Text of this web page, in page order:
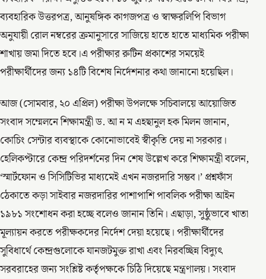
ব্যবহারিক উত্তরপত্র, আনুষঙ্গিক কাগজপত্র ও স্বাক্ষরলিপি বিভাগ
অনুযায়ী রোল নম্বরের ক্রমানুসারে সাজিয়ে হাতে হাতে মাধ্যমিক পরীক্ষা
শাখায় জমা দিতে হবে।এ পরীক্ষার রুটিন প্রকাশের সময়েই
পরীক্ষার্থীদের জন্য ১৪টি বিশেষ নির্দেশনার কথা জানানো হয়েছিল।
আজ (সোমবার, ২০ এপ্রিল) পরীক্ষা উপলক্ষে সচিবালয়ে আয়োজিত
সংবাদ সম্মেলনে শিক্ষামন্ত্রী ড. আ ন ম এহছানুল হক মিলন জানান,
কোচিং সেন্টার ব্যবস্থাকে কোনোভাবেই স্বীকৃতি দেয় না সরকার।
হেলিকপ্টারে কেন্দ্র পরিদর্শনের দিন শেষ উল্লেখ করে শিক্ষামন্ত্রী বলেন,
‘স্মার্টফোন ও সিসিটিভির মাধ্যমেই এখন নজরদারি সম্ভব।’ প্রশ্নফাঁস
ঠেকাতে কড়া সাইবার নজরদারির পাশাপাশি পাবলিক পরীক্ষা আইন
১৯৮১ সংশোধন করা হচ্ছে বলেও জানান তিনি। এছাড়া, সুষ্ঠুভাবে খাতা
মূল্যায়ন করতে পরীক্ষকদের নির্দেশ দেয়া হয়েছে। পরীক্ষার্থীদের
সুবিধার্থে কেন্দ্রগুলোকে যানজটমুক্ত রাখা এবং নিরবচ্ছিন্ন বিদ্যুৎ
সরবরাহের জন্য সংশ্লিষ্ট কর্তৃপক্ষকে চিঠি দিয়েছে মন্ত্রণালয়। সংবাদ